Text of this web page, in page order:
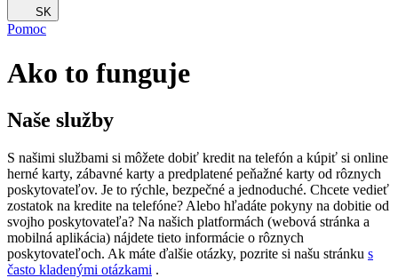
SK
Pomoc
Ako to funguje
Naše služby
S našimi službami si môžete dobiť kredit na telefón a kúpiť si online
herné karty, zábavné karty a predplatené peňažné karty od rôznych
poskytovateľov. Je to rýchle, bezpečné a jednoduché. Chcete vedieť
zostatok na kredite na telefóne? Alebo hľadáte pokyny na dobitie od
svojho poskytovateľa? Na našich platformách (webová stránka a
mobilná aplikácia) nájdete tieto informácie o rôznych
poskytovateľoch. Ak máte ďalšie otázky, pozrite si našu stránku s
často kladenými otázkami .